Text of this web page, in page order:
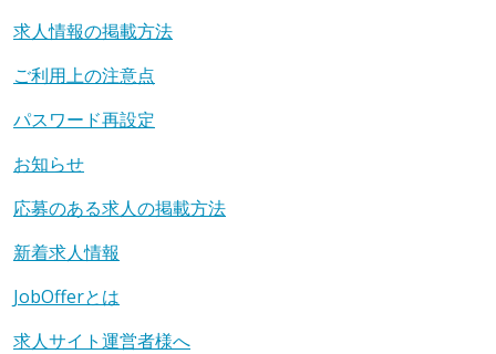
求人情報の掲載方法
ご利用上の注意点
パスワード再設定
お知らせ
応募のある求人の掲載方法
新着求人情報
JobOfferとは
求人サイト運営者様へ